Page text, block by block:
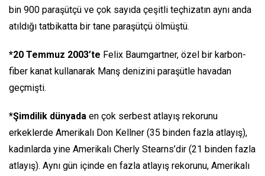
bin 900 paraşütçü ve çok sayıda çeşitli teçhizatın aynı anda
atıldığı tatbikatta bir tane paraşütçü ölmüştü.
*20 Temmuz 2003’te Felix Baumgartner, özel bir karbon-
fiber kanat kullanarak Manş denizini paraşütle havadan
geçmişti.
*Şimdilik dünyada en çok serbest atlayış rekorunu
erkeklerde Amerikalı Don Kellner (35 binden fazla atlayış),
kadınlarda yine Amerikalı Cherly Stearns’dir (21 binden fazla
atlayış). Aynı gün içinde en fazla atlayış rekorunu, Amerikalı